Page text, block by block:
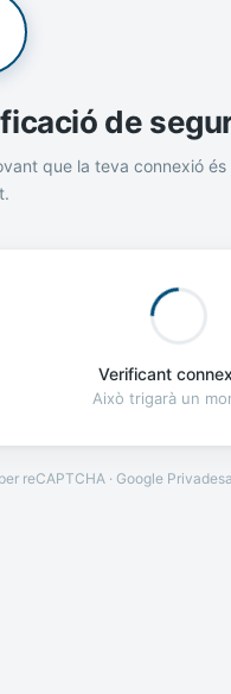
de
que la teva connexió és
Verificant
Això trigarà un
reCAPTCHA · Google Privadesa